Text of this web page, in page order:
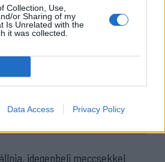
Collection, Use,
or Sharing of my
Is Unrelated with the
it was collected.
Data Access Privacy Policy
a pihenő után visszavett az U
meghívót a válogatottba
több átsorolás a Csík körzeti
idegenbeli meccsekkel